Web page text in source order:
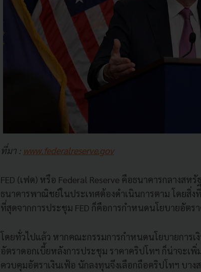
ที่มา : www.federalreserve.gov
FED (เฟด) หรือ Federal Reserve คือธนาคารกลางส
ธนาคารพาณิชย์ในประเทศต้องดำเนินการตาม โดยสิ่
ที่สุดจากการประชุม FED ก็คือการกำหนดนโยบายอัตร
โดยทั่วไปแล้ว หากคณะกรรมการกำหนดนโยบายการเ
อัตราดอกเบี้ยหลังการประชุม ราคาคริปโทฯ ก็น่าจะเ
ควบคุมอัตราเงินเฟ้อ นักลงทุนจึงเลือกถือคริปโทฯ บาง